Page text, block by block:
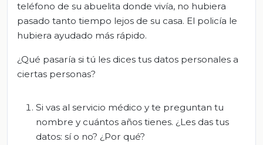
teléfono de su abuelita donde vivía, no hubiera
pasado tanto tiempo lejos de su casa. El policía le
hubiera ayudado más rápido.
¿Qué pasaría si tú les dices tus datos personales a
ciertas personas?
Si vas al servicio médico y te preguntan tu
nombre y cuántos años tienes. ¿Les das tus
datos: sí o no? ¿Por qué?